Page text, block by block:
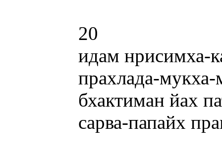
20
идам нрисимха-
прахлада-
бхактиман йах
сарва-папайх